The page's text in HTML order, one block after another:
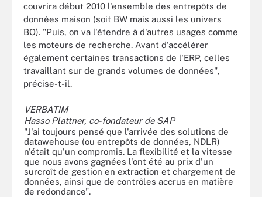
couvrira début 2010 l'ensemble des entrepôts de
données maison (soit BW mais aussi les univers
BO). "Puis, on va l'étendre à d'autres usages comme
les moteurs de recherche. Avant d'accélérer
également certaines transactions de l'ERP, celles
travaillant sur de grands volumes de données",
précise-t-il.
VERBATIM
Hasso Plattner, co-fondateur de SAP
"J'ai toujours pensé que l'arrivée des solutions de
datawehouse (ou entrepôts de données, NDLR)
n'était qu'un compromis. La flexibilité et la vitesse
que nous avons gagnées l'ont été au prix d'un
surcroît de gestion en extraction et chargement de
données, ainsi que de contrôles accrus en matière
de redondance".